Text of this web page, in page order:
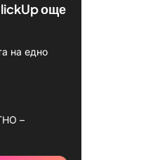
още
на едно
–